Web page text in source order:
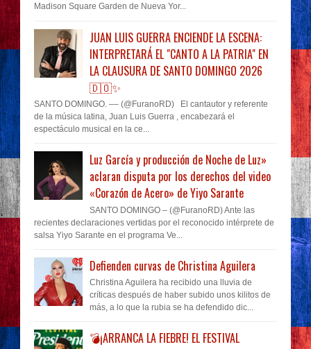
Madison Square Garden de Nueva Yor...
JUAN LUIS GUERRA ENCIENDE LA ESCENA:
INTERPRETARÁ EL "CANTO A LA PATRIA" EN
LA CLAUSURA DE SANTO DOMINGO 2026
🇩🇴✨
SANTO DOMINGO. –– (@FuranoRD) El cantautor y referente
de la música latina, Juan Luis Guerra , encabezará el
espectáculo musical en la ce...
Luz García y producción de Noche de Luz»
aclaran disputa por los derechos del video
«Corazón de Acero» de Yiyo Sarante
SANTO DOMINGO – (@FuranoRD) Ante las
recientes declaraciones vertidas por el reconocido intérprete de
salsa Yiyo Sarante en el programa Ve...
Defienden curvas de Christina Aguilera
Christina Aguilera ha recibido una lluvia de
críticas después de haber subido unos kilitos de
más, a lo que la rubia se ha defendido dic...
💣¡ARRANCA LA FIEBRE! EL FESTIVAL